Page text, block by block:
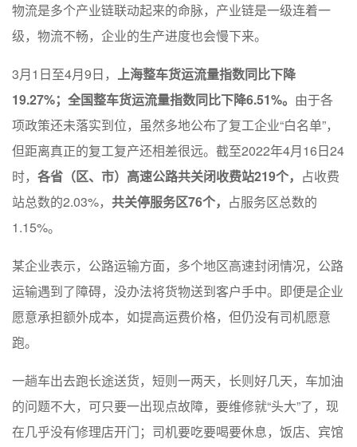
物流是多个产业链联动起来的命脉，产业链是一级连着一
级，物流不畅，企业的生产进度也会慢下来。
3月1日至4月9日， 上海整车货运流量指数同比下降
19.27%；全国整车货运流量指数同比下降6.51%。 由于各
项政策还未落实到位，虽然多地公布了复工企业“白名单”，
但距离真正的复工复产还相差很远。截至2022年4月16日24
时， 各省（区、市）高速公路共关闭收费站219个， 占收费
站总数的2.03%， 共关停服务区76个， 占服务区总数的
1.15%。
某企业表示，公路运输方面，多个地区高速封闭情况，公路
运输遇到了障碍，没办法将货物送到客户手中。即便是企业
愿意承担额外成本，如提高运费价格，但仍没有司机愿意
跑。
一趟车出去跑长途送货，短则一两天，长则好几天，车加油
的问题不大，可只要一出现点故障，要维修就“头大”了，现
在几乎没有修理店开门；司机要吃要喝要休息，饭店、宾馆